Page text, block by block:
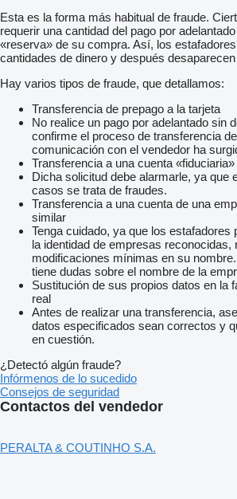
Esta es la forma más habitual de fraude.
requerir una cantidad del pago por
«reserva» de su compra. Así, los
cantidades de dinero y después
Hay varios tipos de fraude, que detallamos:
Transferencia de prepago a la tarjeta
No realice un pago por adelantado sin
confirme el proceso de transferencia
comunicación con el vendedor ha
Transferencia a una cuenta «fiduciaria»
Dicha solicitud debe alarmarle, ya que
casos se trata de fraudes.
Transferencia a una cuenta de una
similar
Tenga cuidado, ya que los estafadores
la identidad de empresas reconocidas,
modificaciones mínimas en su
tiene dudas sobre el nombre de la
Sustitución de sus propios datos en la
real
Antes de realizar una transferencia,
datos especificados sean correctos y
en cuestión.
¿Detectó algún fraude?
Infórmenos de lo sucedido
Consejos de seguridad
Contactos del vendedor
PERALTA & COUTINHO S.A.